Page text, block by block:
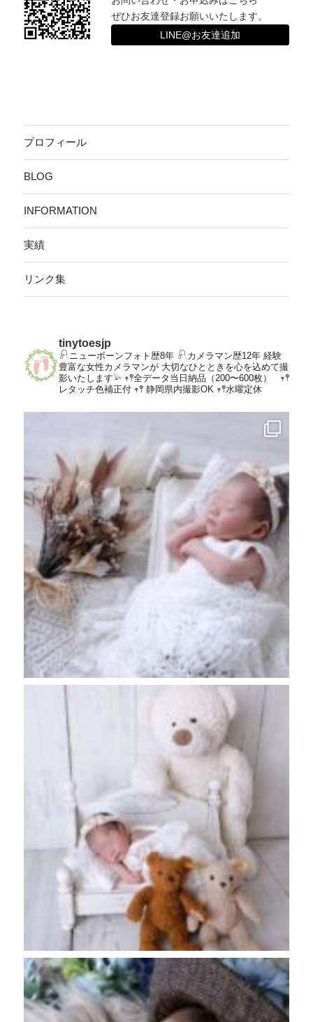
ぜひお友達登録お願いいたします。
LINE@お友達追加
プロフィール
BLOG
INFORMATION
実績
リンク集
tinytoesjp
𓍯ニューボーンフォト歴8年𓍯カメラマン歴12年経験
豊富な女性カメラマンが大切なひとときを心を込めて撮
影いたします𓅫𖥧𖤣全データ当日納品（200〜600枚）
𖥧𖤣
レタッチ色補正付𖥧𖤣 静岡県内撮影OK 𖥧𖤣水曜定休